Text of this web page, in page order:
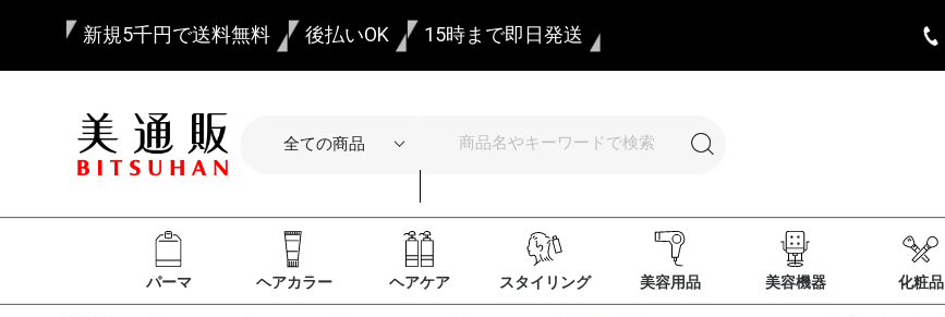
新規5千円で送料無料 後払いOK 15時まで即日発送
パーマ ヘアカラー ヘアケア スタイリング 美容用品 美容機器 化粧品